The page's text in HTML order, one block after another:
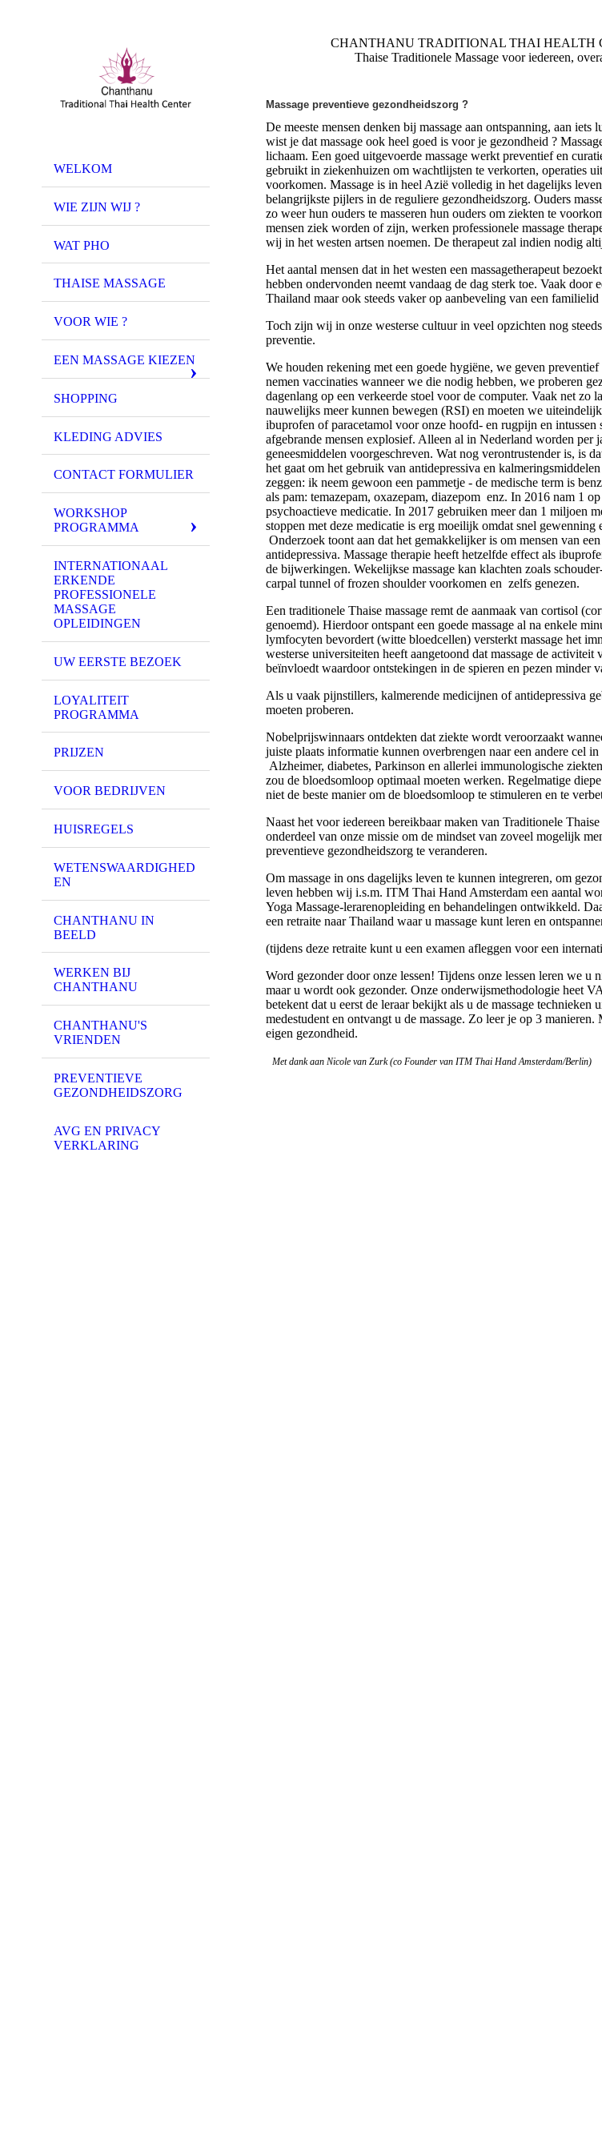
WELKOM
WIE ZIJN WIJ ?
WAT PHO
THAISE MASSAGE
VOOR WIE ?
EEN MASSAGE KIEZEN
SHOPPING
KLEDING ADVIES
CONTACT FORMULIER
WORKSHOP
PROGRAMMA
INTERNATIONAAL
ERKENDE
PROFESSIONELE
MASSAGE
OPLEIDINGEN
UW EERSTE BEZOEK
LOYALITEIT
PROGRAMMA
PRIJZEN
VOOR BEDRIJVEN
HUISREGELS
WETENSWAARDIGHED
EN
CHANTHANU IN
BEELD
WERKEN BIJ
CHANTHANU
CHANTHANU'S
VRIENDEN
PREVENTIEVE
GEZONDHEIDSZORG
AVG EN PRIVACY
VERKLARING
CHANTHANU TRADITIONAL
Thaise Traditionele Massage voor iedereen,
Massage preventieve gezondheidszorg ?
De meeste mensen denken bij massage aan ontspanning, aan
wist je dat massage ook heel goed is voor je gezondheid ?
lichaam. Een goed uitgevoerde massage werkt preventief en
gebruikt in ziekenhuizen om wachtlijsten te verkorten, operaties
voorkomen. Massage is in heel Azië volledig in het dagelijks
belangrijkste pijlers in de reguliere gezondheidszorg. Ouders
zo weer hun ouders te masseren hun ouders om ziekten te
mensen ziek worden of zijn, werken professionele massage
wij in het westen artsen noemen. De therapeut zal indien nodig
Het aantal mensen dat in het westen een massagetherapeut
hebben ondervonden neemt vandaag de dag sterk toe. Vaak door
Thailand maar ook steeds vaker op aanbeveling van een familielid
Toch zijn wij in onze westerse cultuur in veel opzichten nog
preventie.
We houden rekening met een goede hygiëne, we geven
nemen vaccinaties wanneer we die nodig hebben, we proberen
dagenlang op een verkeerde stoel voor de computer. Vaak net zo
nauwelijks meer kunnen bewegen (RSI) en moeten we
ibuprofen of paracetamol voor onze hoofd- en rugpijn en intussen
afgebrande mensen explosief. Alleen al in Nederland worden per
geneesmiddelen voorgeschreven. Wat nog verontrustender is, is
het gaat om het gebruik van antidepressiva en
zeggen: ik neem gewoon een pammetje - de medische term is
als pam: temazepam, oxazepam, diazepom enz. In 2016 nam 1
psychoactieve medicatie. In 2017 gebruiken meer dan 1 miljoen
stoppen met deze medicatie is erg moeilijk omdat snel gewenning
Onderzoek toont aan dat het gemakkelijker is om mensen van
antidepressiva. Massage therapie heeft hetzelfde effect als
de bijwerkingen. Wekelijkse massage kan klachten zoals
carpal tunnel of frozen shoulder voorkomen en zelfs genezen.
Een traditionele Thaise massage remt de aanmaak van cortisol
genoemd). Hierdoor ontspant een goede massage al na enkele
lymfocyten bevordert (witte bloedcellen) versterkt massage het
westerse universiteiten heeft aangetoond dat massage de activiteit
beïnvloedt waardoor ontstekingen in de spieren en pezen minder
Als u vaak pijnstillers, kalmerende medicijnen of antidepressiva
moeten proberen.
Nobelprijswinnaars ontdekten dat ziekte wordt veroorzaakt
juiste plaats informatie kunnen overbrengen naar een andere cel
Alzheimer, diabetes, Parkinson en allerlei immunologische
zou de bloedsomloop optimaal moeten werken. Regelmatige
niet de beste manier om de bloedsomloop te stimuleren en te
Naast het voor iedereen bereikbaar maken van Traditionele
onderdeel van onze missie om de mindset van zoveel mogelijk
preventieve gezondheidszorg te veranderen.
Om massage in ons dagelijks leven te kunnen integreren, om
leven hebben wij i.s.m. ITM Thai Hand Amsterdam een aantal
Yoga Massage-lerarenopleiding en behandelingen ontwikkeld.
een retraite naar Thailand waar u massage kunt leren en
(tijdens deze retraite kunt u een examen afleggen voor een
Word gezonder door onze lessen! Tijdens onze lessen leren we u
maar u wordt ook gezonder. Onze onderwijsmethodologie heet
betekent dat u eerst de leraar bekijkt als u de massage technieken
medestudent en ontvangt u de massage. Zo leer je op 3
eigen gezondheid.
Met dank aan Nicole van Zurk (co Founder van ITM Thai Hand Amsterdam/Berlin)